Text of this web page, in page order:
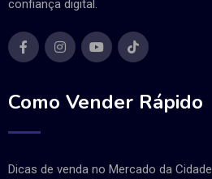
confiança digital.
Como Vender Rápido
Dicas de venda no Mercado da Cidade